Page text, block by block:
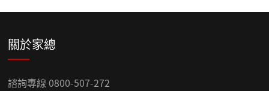
關於家總
諮詢專線 0800-507-272